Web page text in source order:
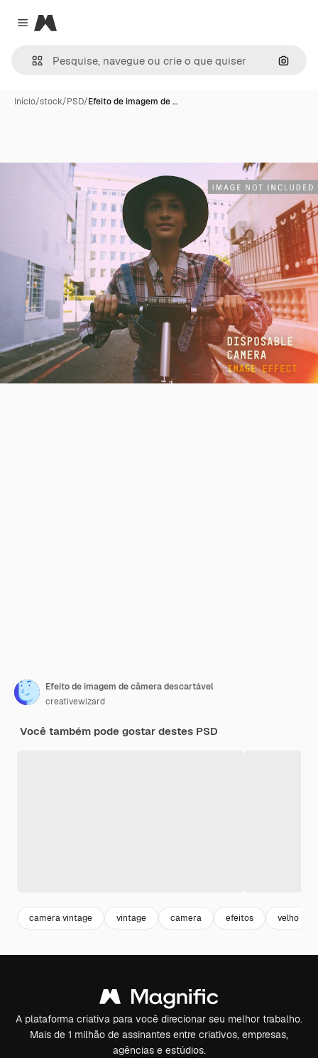
Close menu
Magnific
Início/stock/PSD/Efeito de imagem de …
Efeito de imagem de câmera descartável
creativewizard
Você também pode gostar destes PSD
camera vintage vintage camera efeitos velho
A plataforma criativa para você direcionar seu melhor trabalho.
Mais de 1 milhão de assinantes entre criativos, empresas,
agências e estúdios.